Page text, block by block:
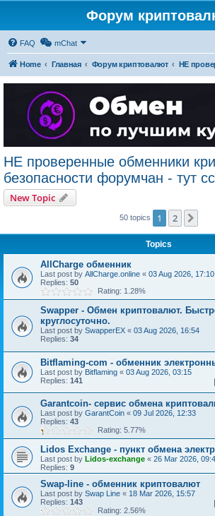
Форум
FAQ mChat
Home Главная Форум криптовалют
НЕ проверенные обменники
безопасности форумчан - тут
New Topic
50 topics 1 2
Topics
AllCharge обменник
Last post by AllCharge.online « 03 Aug 2026, 17:10
Replies: 50
Rating: 1.28%
Swapper - Обмен криптовалют.
круглосуточно.
Last post by SwapperEX « 03 Aug 2026, 16:54
Replies: 34
Bitflaming-com - обменник
Last post by Bitflaming « 03 Aug 2026, 03:15
Replies: 141
Garantcoin- сервис обмена
Last post by GarantCoin « 09 Jul 2026, 12:33
Replies: 43
Rating: 5.77%
Lidos Exchange - пункт обмена
Last post by Lidos-exchange « 26 Mar 2026,
Replies: 9
Swap-line - обменник криптовалют
Last post by Swap Line « 18 Mar 2026, 15:57
Replies: 143
Rating: 2.56%